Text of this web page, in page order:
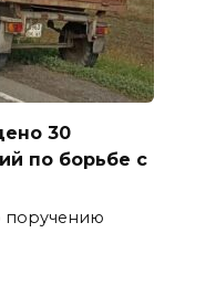
30
по борьбе с
поручению